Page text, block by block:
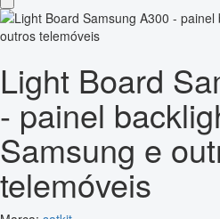
Light Board
- painel
Samsung e
telemóveis